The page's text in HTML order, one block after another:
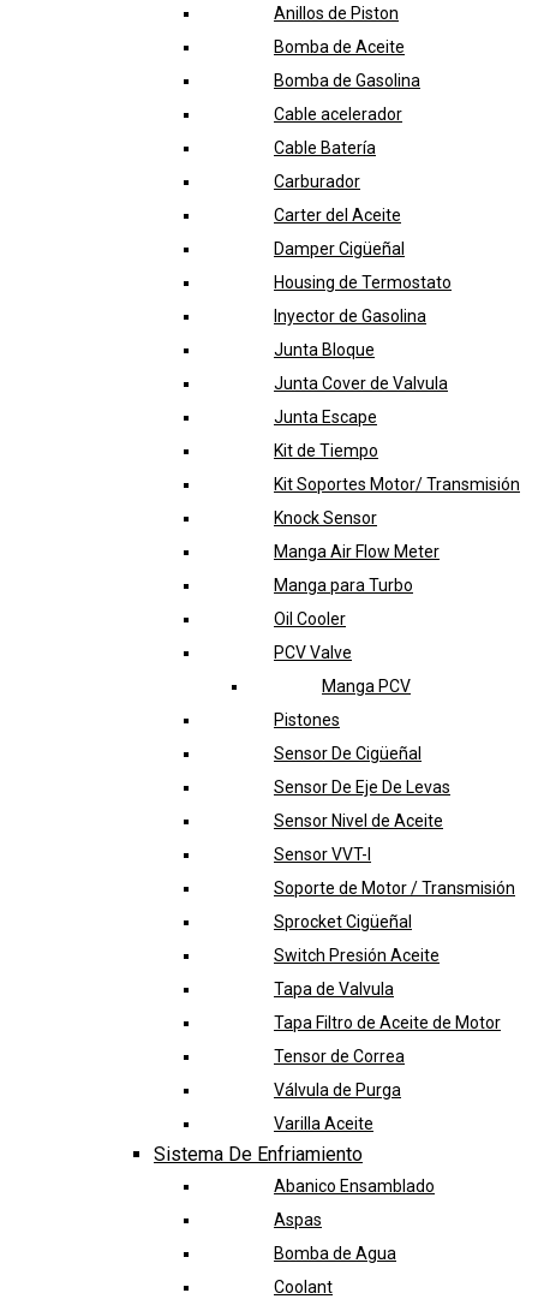
Anillos de Piston
Bomba de Aceite
Bomba de Gasolina
Cable acelerador
Cable Batería
Carburador
Carter del Aceite
Damper Cigüeñal
Housing de Termostato
Inyector de Gasolina
Junta Bloque
Junta Cover de Valvula
Junta Escape
Kit de Tiempo
Kit Soportes Motor/ Transmisión
Knock Sensor
Manga Air Flow Meter
Manga para Turbo
Oil Cooler
PCV Valve
Manga PCV
Pistones
Sensor De Cigüeñal
Sensor De Eje De Levas
Sensor Nivel de Aceite
Sensor VVT-I
Soporte de Motor / Transmisión
Sprocket Cigüeñal
Switch Presión Aceite
Tapa de Valvula
Tapa Filtro de Aceite de Motor
Tensor de Correa
Válvula de Purga
Varilla Aceite
Sistema De Enfriamiento
Abanico Ensamblado
Aspas
Bomba de Agua
Coolant